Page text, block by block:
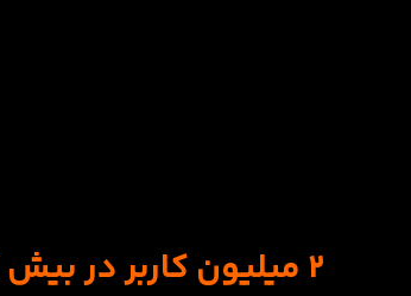
2 میلیون کاربر در بیش از 16 صنعت